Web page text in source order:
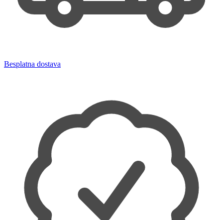
Besplatna dostava